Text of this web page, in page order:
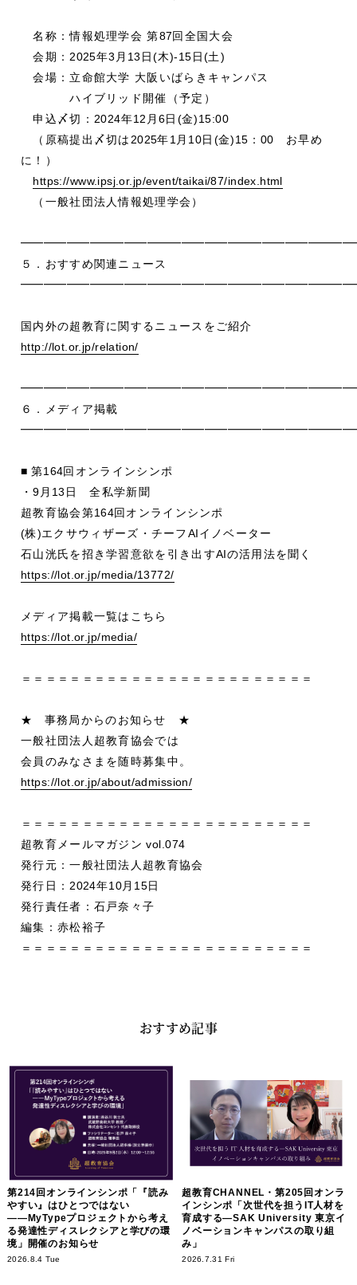
名称：情報処理学会 第87回全国大会
会期： 2025年3 月 13 日(木)-15日(土)
会場：立命館大学 大阪いばらきキャンパス
ハイブリッド開催（予定）
申込〆切： 2024年12 月 6日 (金)15:00
（原稿提出〆切は 2025年1 月 10日 (金)15 ： 00 お早め
に！）
https://www.ipsj.or.jp/event/taikai/87/index.html
（一般社団法人情報処理学会）
５．おすすめ関連ニュース
国内外の超教育に関するニュースをご紹介
http://lot.or.jp/relation/
６．メディア掲載
■ 第164回オンラインシンポ
・9 月 13 日 全私学新聞
超教育協会第164回オンラインシンポ
(株)エクサウィザーズ・チーフAIイノベーター
石山洸氏を招き学習意欲を引き出すAIの活用法を聞く
https://lot.or.jp/media/13772/
メディア掲載一覧はこちら
https://lot.or.jp/media/
＝＝＝＝＝＝＝＝＝＝＝＝＝＝＝＝＝＝＝＝＝＝＝＝
★ 事務局からのお知らせ ★
一般社団法人超教育協会では
会員のみなさまを随時募集中。
https://lot.or.jp/about/admission/
＝＝＝＝＝＝＝＝＝＝＝＝＝＝＝＝＝＝＝＝＝＝＝＝
超教育メールマガジン vol.074
発行元：一般社団法人超教育協会
発行日： 2024年10月 15日
発行責任者：石戸奈々子
編集：赤松裕子
＝＝＝＝＝＝＝＝＝＝＝＝＝＝＝＝＝＝＝＝＝＝＝＝
おすすめ記事
第214回オンラインシンポ「『読み
やすい』はひとつではない
――MyTypeプロジェクトから考え
る発達性ディスレクシアと学びの環
境」開催のお知らせ
2026.8.4 Tue
超教育CHANNEL・第205回オンラ
インシンポ「次世代を担うIT人材を
育成する―SAK University 東京イ
ノベーションキャンパスの取り組
み」
2026.7.31 Fri